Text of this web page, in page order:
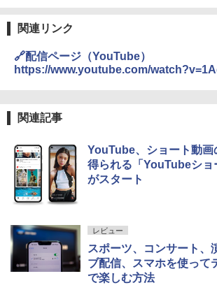
関連リンク
🔗配信ページ（YouTube）
https://www.youtube.com/
関連記事
YouTube、ショート動画
得られる「YouTubeショ
がスタート
レビュー
スポーツ、コンサート、
ブ配信、スマホを使って
で楽しむ方法